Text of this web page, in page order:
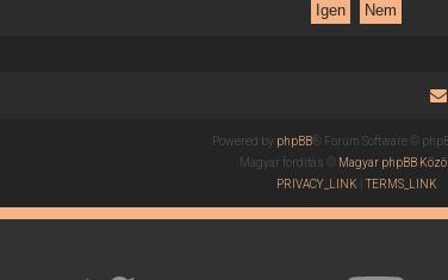
Powered by phpBB® Forum Software ©
Magyar fordítás © Magyar phpBB
PRIVACY_LINK |TERMS_LINK